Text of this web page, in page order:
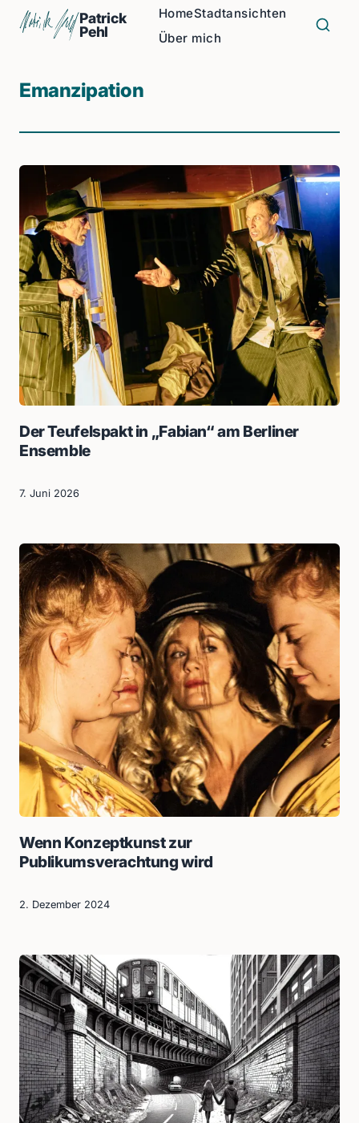
Patrick
Pehl
HomeStadtansichten
Über mich
Emanzipation
Der Teufelspakt in „Fabian“ am Berliner
Ensemble
7. Juni 2026
Wenn Konzeptkunst zur
Publikumsverachtung wird
2. Dezember 2024